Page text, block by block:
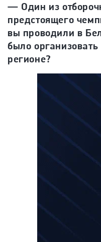
— Один из
предстоящего
вы проводили в
было
регионе?